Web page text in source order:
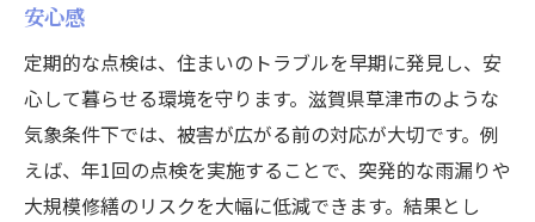
屋根・外壁・雨漏り対策で守る快適な住環
境
屋根・外壁点検を定期的に行うメリット
屋根・外壁・雨漏り点検の定期実施がもた
安心感
定期的な点検は、住まいのトラブルを早期に発見し、安
心して暮らせる環境を守ります。滋賀県草津市のような
気象条件下では、被害が広がる前の対応が大切です。例
えば、年1回の点検を実施することで、突発的な雨漏りや
大規模修繕のリスクを大幅に低減できます。結果とし